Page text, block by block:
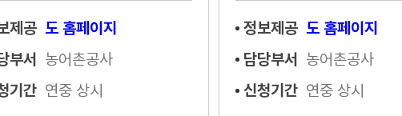
제공 도 홈페이지
부서 농어촌공사
기간 연중 상시
정보제공 도 홈페이지
담당부서 농어촌공사
신청기간 연중 상시